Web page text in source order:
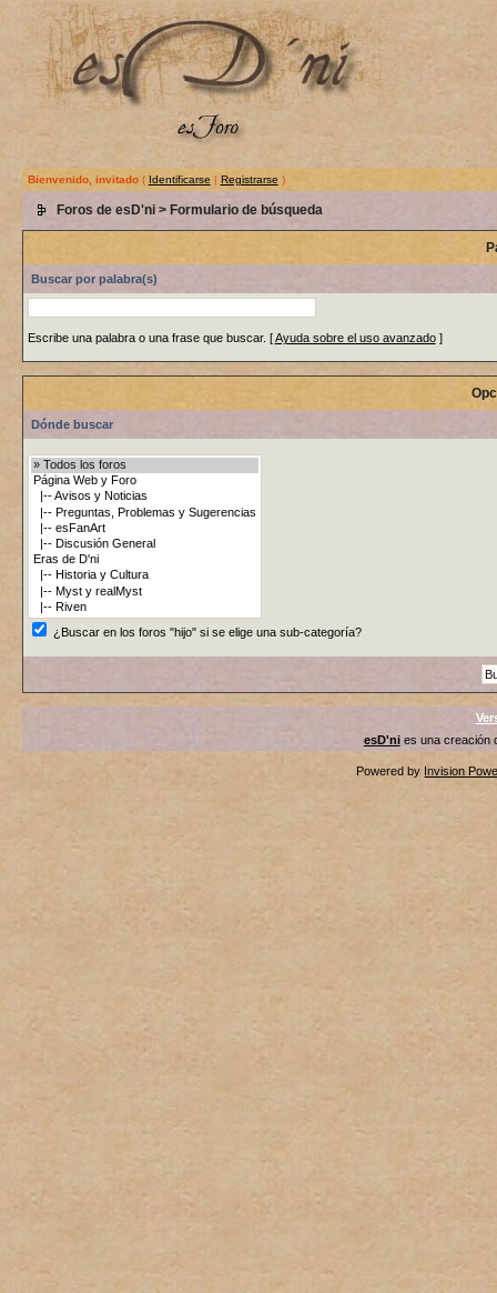
Bienvenido, invitado( Identificarse | Registrarse )
Foros de esD'ni> Formulario de búsqueda
Buscar por palabra(s)
Escribe una palabra o una frase que buscar. [Ayuda sobre el uso avanzado]
Dónde buscar
¿Buscar en los foros "hijo" si se elige una sub-categoría?
esD'nies una creación
Powered by Invision